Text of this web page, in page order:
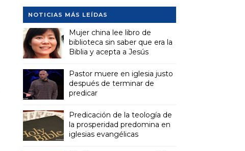
NOTICIAS MÁS LEÍDAS
Mujer china lee libro de
biblioteca sin saber que era la
Biblia y acepta a Jesús
Pastor muere en iglesia justo
después de terminar de
predicar
Predicación de la teología de
la prosperidad predomina en
iglesias evangélicas